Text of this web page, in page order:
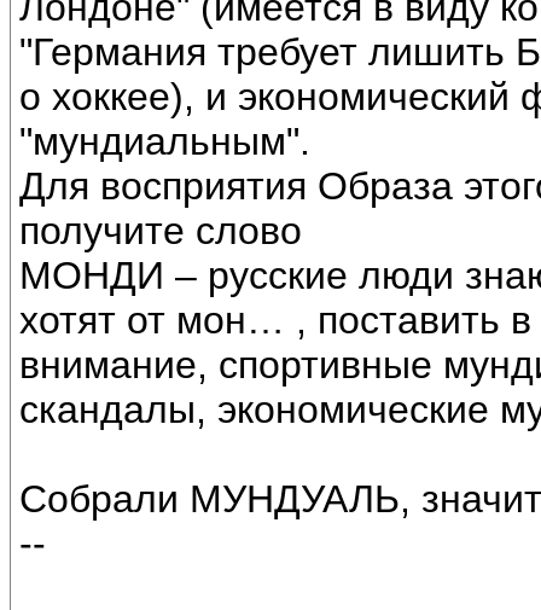
"Германия требует лишить
о хоккее), и
"мундиальным".
Для восприятия Образа
получите слово
МОНДИ – русские люди
хотят от мон… , поставить
внимание, спортивные
скандалы, экономические
Собрали МУНДУАЛЬ, значит
--